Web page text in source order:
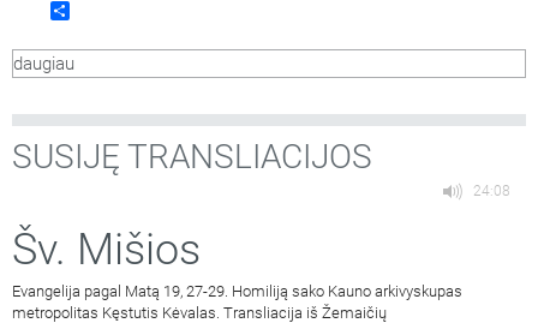
bažnyčios. Aušros Vartų Švč. Mergelės Marijos
daugiau
SUSIJĘ TRANSLIACIJOS
24:08
Šv. Mišios
Evangelija pagal Matą 19, 27-29. Homiliją sako Kauno arkivyskupas
metropolitas Kęstutis Kėvalas. Transliacija iš Žemaičių